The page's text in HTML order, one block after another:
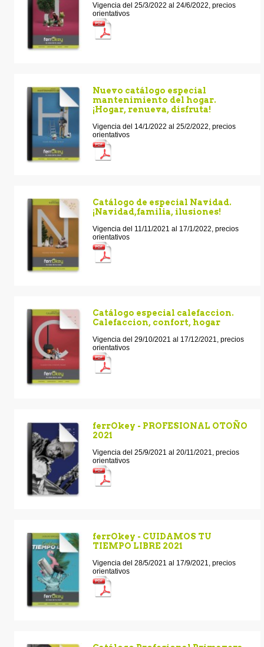
Vigencia del 25/3/2022 al 24/6/2022, precios
orientativos
Nuevo catálogo especial
mantenimiento del hogar.
¡Hogar, renueva, disfruta!
Vigencia del 14/1/2022 al 25/2/2022, precios
orientativos
Catálogo de especial Navidad.
¡Navidad,familia, ilusiones!
Vigencia del 11/11/2021 al 17/1/2022, precios
orientativos
Catálogo especial calefaccion.
Calefaccion, confort, hogar
Vigencia del 29/10/2021 al 17/12/2021, precios
orientativos
ferrOkey - PROFESIONAL OTOÑO
2021
Vigencia del 25/9/2021 al 20/11/2021, precios
orientativos
ferrOkey - CUIDAMOS TU
TIEMPO LIBRE 2021
Vigencia del 28/5/2021 al 17/9/2021, precios
orientativos